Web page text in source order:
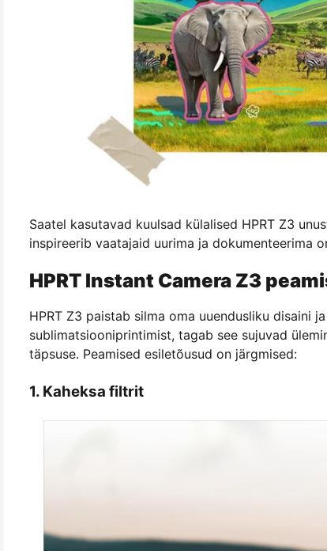
Saatel kasutavad kuulsad külalised HPRT Z3
inspireerib vaatajaid uurima ja dokumenteerima
HPRT Instant Camera Z3
HPRT Z3 paistab silma oma uuendusliku disaini
sublimatsiooniprintimist, tagab see sujuvad
täpsuse. Peamised esiletõusud on järgmised:
1. Kaheksa filtrit